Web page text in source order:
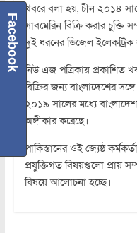
খবরে বলা হয়, চীন ২০১৪
সাবমেরিন বিক্রি করার চুক্তি
দুই ধরনের ডিজেল ইলেকট্রিক
নিউ এজ পত্রিকায় প্রকাশিত
বিক্রির জন্য বাংলাদেশের
২০১৯ সালের মধ্যে বাংলাদেশ
অঙ্গীকার করেছে।
পাকিস্তানের ওই জ্যেষ্ঠ
প্রযুক্তিগত বিষয়গুলো প্রায়
বিষয়ে আলোচনা হচ্ছে।
Facebook